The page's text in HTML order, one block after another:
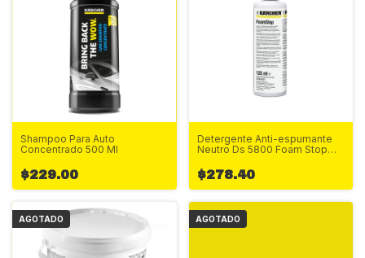
Shampoo Para Auto
Concentrado 500 Ml
$229.00
Detergente Anti-espumante
Neutro Ds 5800 Foam Stop
$278.40
AGOTADO AGOTADO